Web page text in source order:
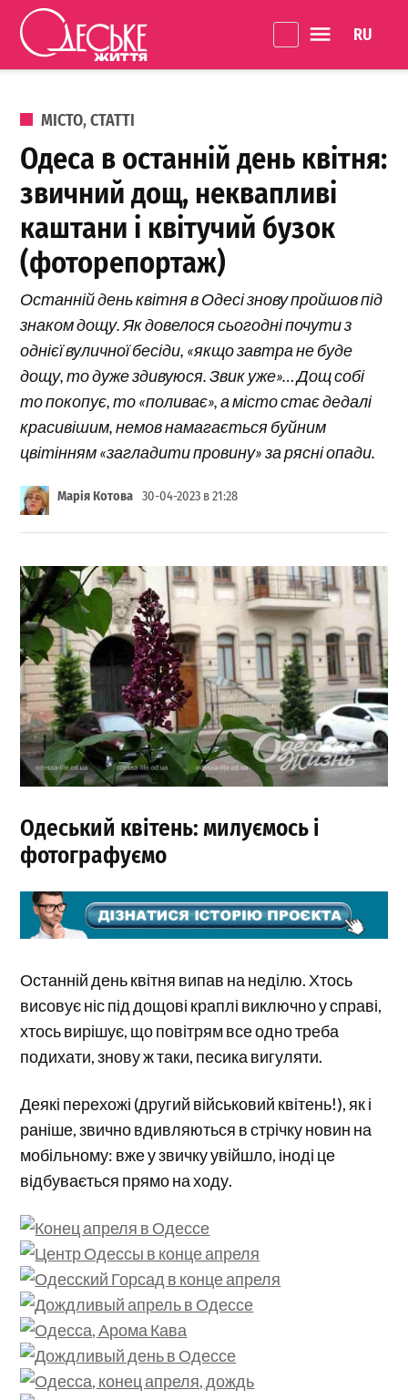
Перейти до вмісту
Життя
ОПУБЛІКОВАНО В
МІСТО,СТАТТІ
Одеса в останній день квітня:
звичний дощ, неквапливі
каштани і квітучий бузок
(фоторепортаж)
Останній день квітня в Одесі знову пройшов під
знаком дощу. Як довелося сьогодні почути з
однієї вуличної бесіди, «якщо завтра не буде
дощу, то дуже здивуюся. Звик уже»… Дощ собі
то покопує, то «поливає», а місто стає дедалі
красивішим, немов намагається буйним
цвітінням «загладити провину» за рясні опади.
Марія Котова 30-04-2023 в 21:28
Одеський квітень: милуємось і
фотографуємо
Останній день квітня випав на неділю. Хтось
висовує ніс під дощові краплі виключно у справі,
хтось вирішує, що повітрям все одно треба
подихати, знову ж таки, песика вигуляти.
Деякі перехожі (другий військовий квітень!), як і
раніше, звично вдивляються в стрічку новин на
мобільному: вже у звичку увійшло, іноді це
відбувається прямо на ходу.